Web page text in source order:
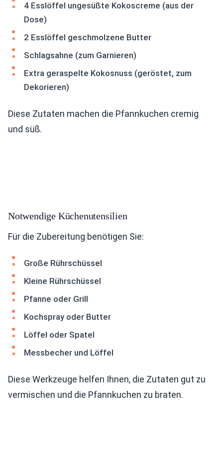
4 Esslöffel ungesüßte Kokoscreme (aus der
Dose)
2 Esslöffel geschmolzene Butter
Schlagsahne (zum Garnieren)
Extra geraspelte Kokosnuss (geröstet, zum
Dekorieren)
Diese Zutaten machen die Pfannkuchen cremig
und süß.
Notwendige Küchenutensilien
Für die Zubereitung benötigen Sie:
Große Rührschüssel
Kleine Rührschüssel
Pfanne oder Grill
Kochspray oder Butter
Löffel oder Spatel
Messbecher und Löffel
Diese Werkzeuge helfen Ihnen, die Zutaten gut zu
vermischen und die Pfannkuchen zu braten.